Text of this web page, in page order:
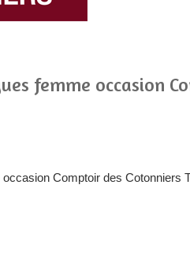
femme occasion
Comptoir des Cotonniers